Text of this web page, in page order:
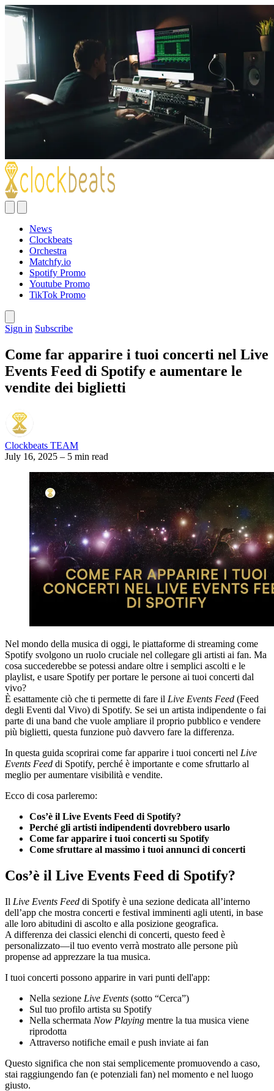
News
Clockbeats
Orchestra
Matchfy.io
Spotify Promo
Youtube Promo
TikTok Promo
Sign in Subscribe
Come far apparire i tuoi concerti nel Live
Events Feed di Spotify e aumentare le
vendite dei biglietti
Clockbeats TEAM
July 16, 2025 – 5 min read
Nel mondo della musica di oggi, le piattaforme di streaming come
Spotify svolgono un ruolo cruciale nel collegare gli artisti ai fan. Ma
cosa succederebbe se potessi andare oltre i semplici ascolti e le
playlist, e usare Spotify per portare le persone ai tuoi concerti dal
vivo?
È esattamente ciò che ti permette di fare il Live Events Feed (Feed
degli Eventi dal Vivo) di Spotify. Se sei un artista indipendente o fai
parte di una band che vuole ampliare il proprio pubblico e vendere
più biglietti, questa funzione può davvero fare la differenza.
In questa guida scoprirai come far apparire i tuoi concerti nel Live
Events Feed di Spotify, perché è importante e come sfruttarlo al
meglio per aumentare visibilità e vendite.
Ecco di cosa parleremo:
Cos’è il Live Events Feed di Spotify?
Perché gli artisti indipendenti dovrebbero usarlo
Come far apparire i tuoi concerti su Spotify
Come sfruttare al massimo i tuoi annunci di concerti
Cos’è il Live Events Feed di Spotify?
Il Live Events Feed di Spotify è una sezione dedicata all’interno
dell’app che mostra concerti e festival imminenti agli utenti, in base
alle loro abitudini di ascolto e alla posizione geografica.
A differenza dei classici elenchi di concerti, questo feed è
personalizzato—il tuo evento verrà mostrato alle persone più
propense ad apprezzare la tua musica.
I tuoi concerti possono apparire in vari punti dell'app:
Nella sezione Live Events (sotto “Cerca”)
Sul tuo profilo artista su Spotify
Nella schermata Now Playing mentre la tua musica viene
riprodotta
Attraverso notifiche email e push inviate ai fan
Questo significa che non stai semplicemente promuovendo a caso,
stai raggiungendo fan (e potenziali fan) nel momento e nel luogo
giusto.